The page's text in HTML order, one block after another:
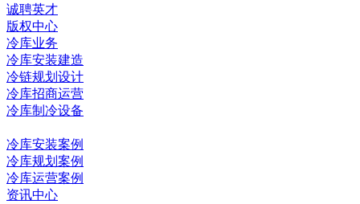
诚聘英才
版权中心
冷库业务
冷库安装建造
冷链规划设计
冷库招商运营
冷库制冷设备
冷库安装案例
冷库规划案例
冷库运营案例
资讯中心